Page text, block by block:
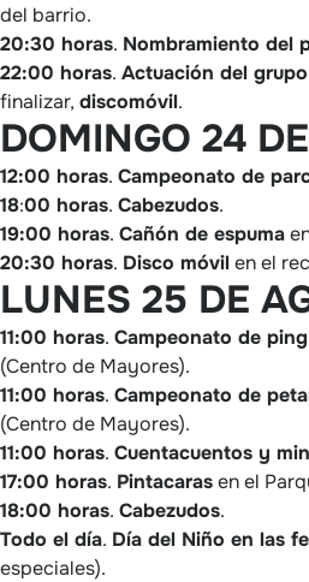
del barrio.
20:30 horas. Nombramiento del
22:00 horas. Actuación del
finalizar, discomóvil.
DOMINGO 24
12:00 horas. Campeonato de
18:00 horas. Cabezudos.
19:00 horas. Cañón de espuma
20:30 horas. Disco móvilen el
LUNES 25 DE
11:00 horas. Campeonato de
(Centro de Mayores).
11:00 horas. Campeonato de
(Centro de Mayores).
11:00 horas. Cuentacuentos y
17:00 horas. Pintacarasen el
18:00 horas. Cabezudos.
Todo el día. Día del Niño en las
especiales).